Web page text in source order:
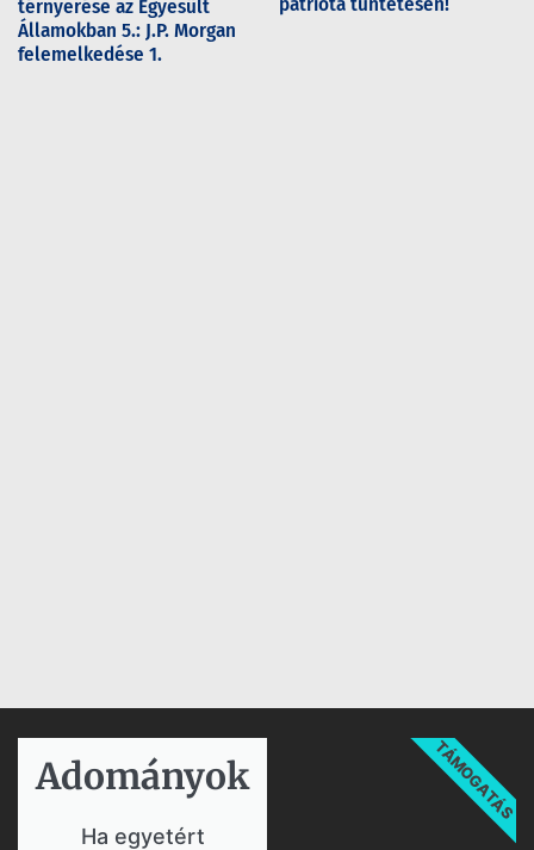
térnyerése az Egyesült
Államokban 5.: J.P. Morgan
felemelkedése 1.
Adományok​
Ha egyetért
TÁMOGATÁS